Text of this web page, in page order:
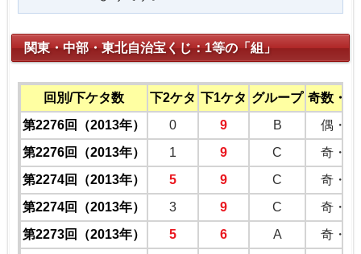
関東・中部・東北自治宝くじ：1等の「組」
回別/下ケタ数 下2ケタ 下1ケタ グループ 奇数・
第2276回（2013年）
0 9 B
偶・奇
第2276回（2013年）
1 9 C
奇・奇
第2274回（2013年）
5 9 C
奇・奇
第2274回（2013年）
3 9 C
奇・奇
第2273回（2013年）
5 6 A
奇・偶